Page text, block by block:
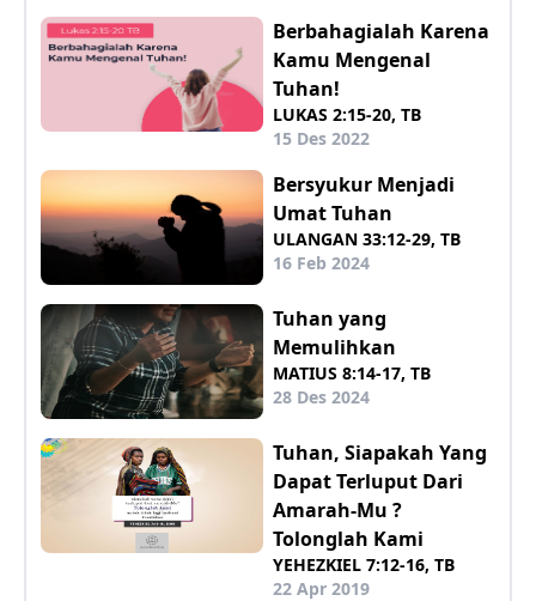
Berbahagialah Karena
Kamu Mengenal
Tuhan!
LUKAS 2:15-20, TB
15 Des 2022
Bersyukur Menjadi
Umat Tuhan
ULANGAN 33:12-29, TB
16 Feb 2024
Tuhan yang
Memulihkan
MATIUS 8:14-17, TB
28 Des 2024
Tuhan, Siapakah Yang
Dapat Terluput Dari
Amarah-Mu ?
Tolonglah Kami
YEHEZKIEL 7:12-16, TB
22 Apr 2019